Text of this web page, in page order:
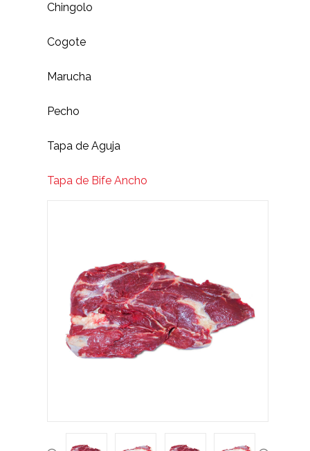
Chingolo
Cogote
Marucha
Pecho
Tapa de Aguja
Tapa de Bife Ancho